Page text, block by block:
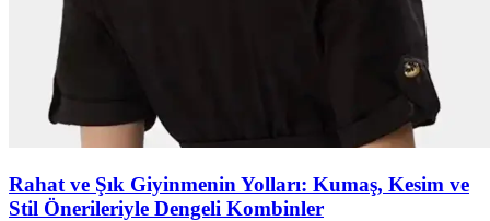
Rahat ve Şık Giyinmenin Yolları: Kumaş, Kesim ve
Stil Önerileriyle Dengeli Kombinler